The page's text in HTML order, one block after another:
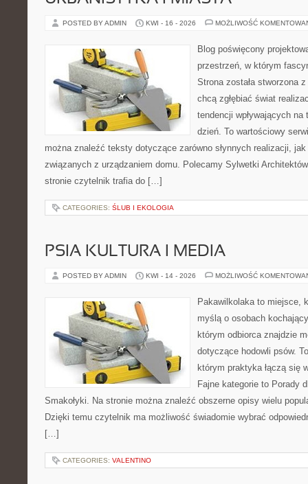
POSTED BY ADMIN KWI - 16 - 2026 MOŻLIWOŚĆ
Blog poświęcony
przestrzeń, w którym
Strona została stworzona
chcą zgłębiać świat
tendencji wpływających
dzień. To wartościowy
można znaleźć teksty dotyczące zarówno słynnych realizacji,
związanych z urządzaniem domu. Polecamy Sylwetki
stronie czytelnik trafia do […]
CATEGORIES: ŚLUB I EKOLOGIA
PSIA KULTURA I MEDIA
POSTED BY ADMIN KWI - 14 - 2026 MOŻLIWOŚĆ
Pakawilkolaka to miejsce,
myślą o osobach
którym odbiorca znajdzie
dotyczące hodowli psów.
którym praktyka łączą się
Fajne kategorie to Porady
Smakołyki. Na stronie można znaleźć obszerne opisy wielu
Dzięki temu czytelnik ma możliwość świadomie wybrać
[…]
CATEGORIES: VALENTINO